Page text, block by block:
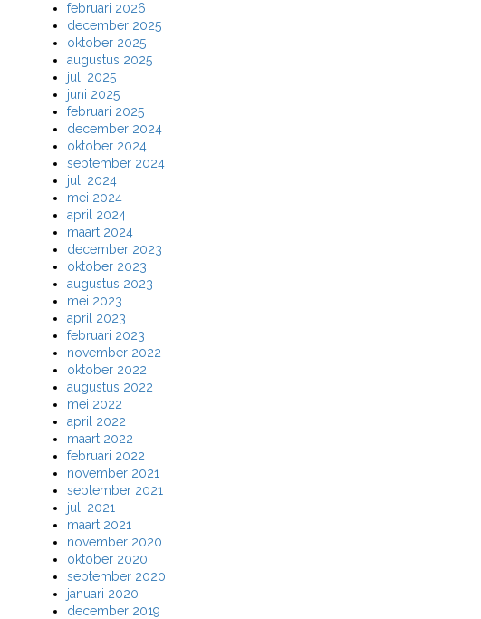
februari 2026
december 2025
oktober 2025
augustus 2025
juli 2025
juni 2025
februari 2025
december 2024
oktober 2024
september 2024
juli 2024
mei 2024
april 2024
maart 2024
december 2023
oktober 2023
augustus 2023
mei 2023
april 2023
februari 2023
november 2022
oktober 2022
augustus 2022
mei 2022
april 2022
maart 2022
februari 2022
november 2021
september 2021
juli 2021
maart 2021
november 2020
oktober 2020
september 2020
januari 2020
december 2019